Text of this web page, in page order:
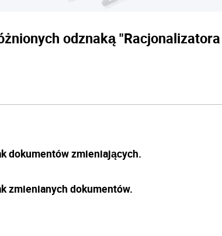
odznaką
dokumentów zmieniających.
zmienianych dokumentów.